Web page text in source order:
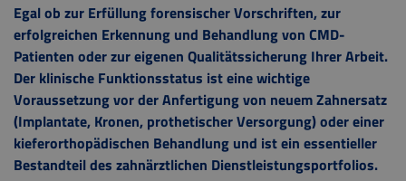
Egal ob zur Erfüllung forensischer Vorschriften, zur
erfolgreichen Erkennung und Behandlung von CMD-
Patienten oder zur eigenen Qualitätssicherung Ihrer Arbeit.
Der klinische Funktionsstatus ist einewichtige
Voraussetzung vor der Anfertigung von neuem Zahnersatz
(Implantate, Kronen, prothetischer Versorgung) oder einer
kieferorthopädischen Behandlung und ist ein essentieller
Bestandteil des zahnärztlichen Dienstleistungsportfolios.